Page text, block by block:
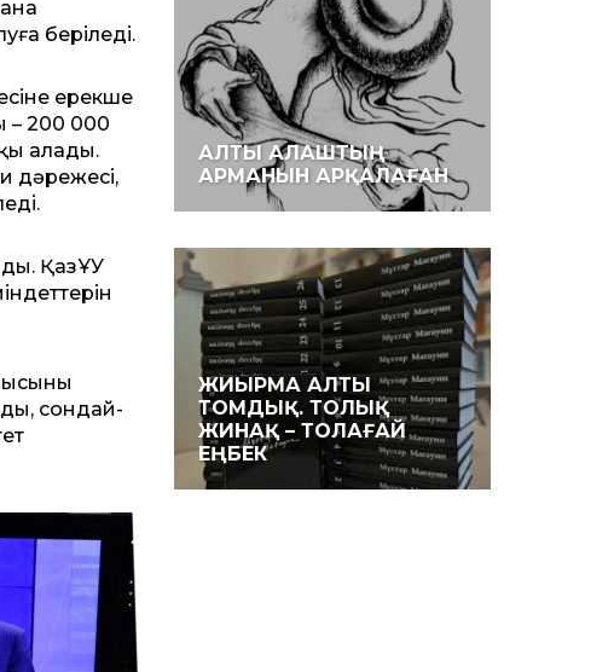
беріледі.
ерекше
– 200 000
алады.
дәрежесі,
ҚазҰУ
сондай-
АЛТЫ АЛАШТЫҢ
АРМАНЫН АРҚАЛАҒАН
ЖИЫРМА АЛТЫ
ТОМДЫҚ. ТОЛЫҚ
ЖИНАҚ – ТОЛАҒАЙ
ЕҢБЕК